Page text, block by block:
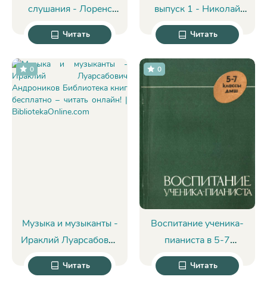
слушания - Лоренс
Крамер
Читать
выпуск 1 - Николай
Александрович
Копчевский
Читать
Музыка и музыканты -
Ираклий Луарсабович
Андроников
0
Читать
Воспитание ученика-
пианиста в 5-7
классах ДМШ - Борис
Евсеевич Милич
0
Читать